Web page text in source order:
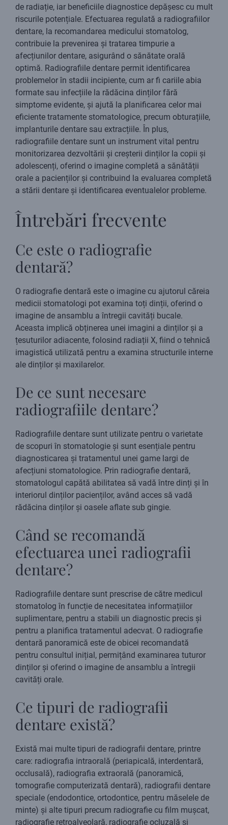
de radiație, iar beneficiile diagnostice depășesc cu mult
riscurile potențiale. Efectuarea regulată a radiografiilor
dentare, la recomandarea medicului stomatolog,
contribuie la prevenirea și tratarea timpurie a
afecțiunilor dentare, asigurând o sănătate orală
optimă. Radiografiile dentare permit identificarea
problemelor în stadii incipiente, cum ar fi cariile abia
formate sau infecțiile la rădăcina dinților fără
simptome evidente, și ajută la planificarea celor mai
eficiente tratamente stomatologice, precum obturațiile,
implanturile dentare sau extracțiile. În plus,
radiografiile dentare sunt un instrument vital pentru
monitorizarea dezvoltării și creșterii dinților la copii și
adolescenți, oferind o imagine completă a sănătății
orale a pacienților și contribuind la evaluarea completă
a stării dentare și identificarea eventualelor probleme.
Întrebări frecvente
Ce este o radiografie
dentară?
O radiografie dentară este o imagine cu ajutorul căreia
medicii stomatologi pot examina toți dinții, oferind o
imagine de ansamblu a întregii cavități bucale.
Aceasta implică obținerea unei imagini a dinților și a
țesuturilor adiacente, folosind radiații X, fiind o tehnică
imagistică utilizată pentru a examina structurile interne
ale dinților și maxilarelor.
De ce sunt necesare
radiografiile dentare?
Radiografiile dentare sunt utilizate pentru o varietate
de scopuri în stomatologie și sunt esențiale pentru
diagnosticarea și tratamentul unei game largi de
afecțiuni stomatologice. Prin radiografie dentară,
stomatologul capătă abilitatea să vadă între dinți și în
interiorul dinților pacienților, având acces să vadă
rădăcina dinților și oasele aflate sub gingie.
Când se recomandă
efectuarea unei radiografii
dentare?
Radiografiile dentare sunt prescrise de către medicul
stomatolog în funcție de necesitatea informațiilor
suplimentare, pentru a stabili un diagnostic precis și
pentru a planifica tratamentul adecvat. O radiografie
dentară panoramică este de obicei recomandată
pentru consultul inițial, permițând examinarea tuturor
dinților și oferind o imagine de ansamblu a întregii
cavități orale.
Ce tipuri de radiografii
dentare există?
Există mai multe tipuri de radiografii dentare, printre
care: radiografia intraorală (periapicală, interdentară,
occlusală), radiografia extraorală (panoramică,
tomografie computerizată dentară), radiografii dentare
speciale (endodontice, ortodontice, pentru măselele de
minte) și alte tipuri precum radiografie cu film mușcat,
radiografie retroalveolară, radiografie ocluzală și